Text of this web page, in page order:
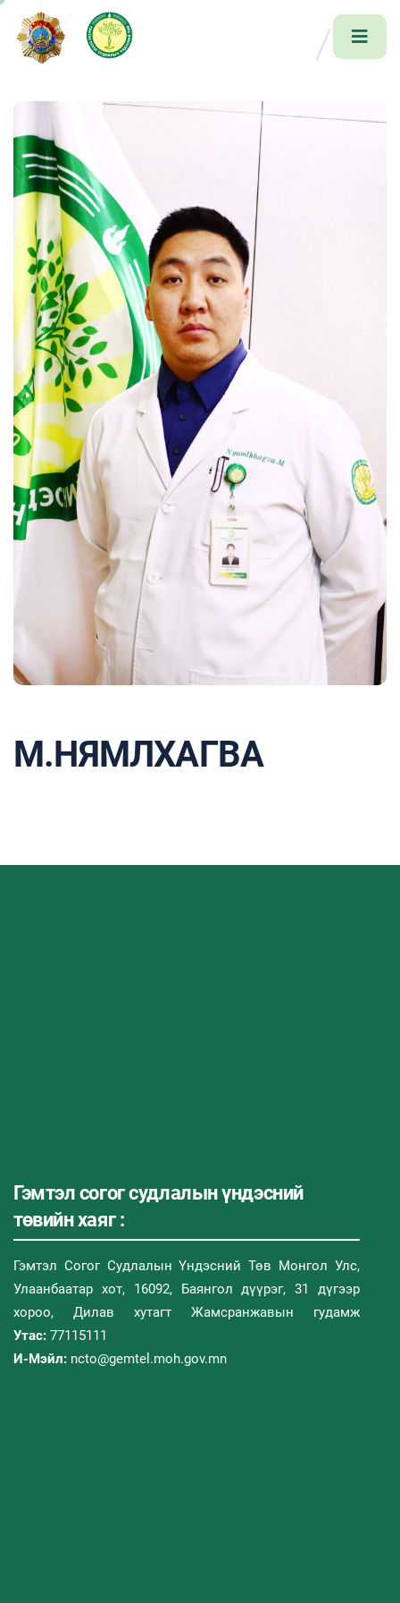
М.НЯМЛХАГВА
Гэмтэл согог судлалын үндэсний
төвийн хаяг :
Гэмтэл Согог Судлалын Үндэсний Төв Монгол Улс,
Улаанбаатар хот, 16092, Баянгол дүүрэг, 31 дүгээр
хороо, Дилав хутагт Жамсранжавын гудамж
Утас: 77115111
И-Мэйл: ncto@gemtel.moh.gov.mn